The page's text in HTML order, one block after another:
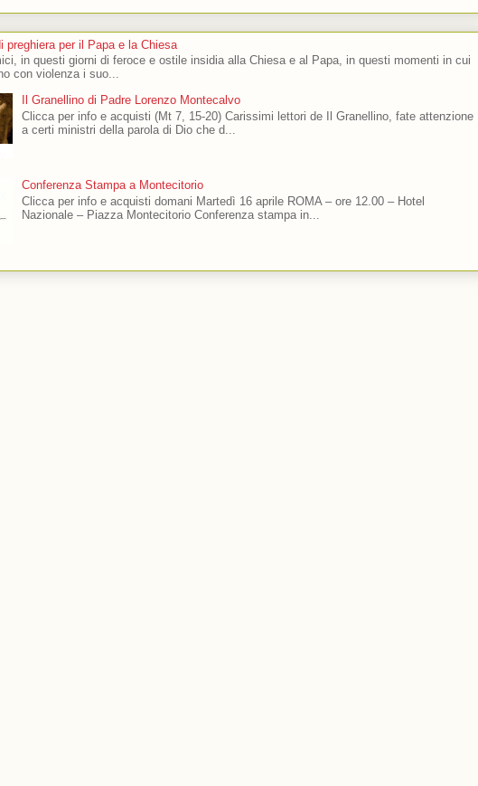
preghiera per il Papa e la Chiesa
in questi giorni di feroce e ostile insidia alla Chiesa e al Papa, in questi momenti in cui
con violenza i suo...
Il Granellino di Padre Lorenzo Montecalvo
Clicca per info e acquisti (Mt 7, 15-20) Carissimi lettori de Il Granellino, fate attenzione
a certi ministri della parola di Dio che d...
Conferenza Stampa a Montecitorio
Clicca per info e acquisti domani Martedì 16 aprile ROMA – ore 12.00 – Hotel
Nazionale – Piazza Montecitorio Conferenza stampa in...